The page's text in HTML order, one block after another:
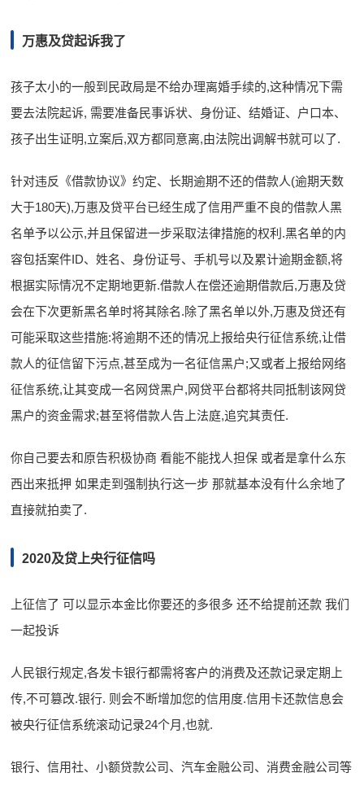
万惠及贷起诉我了
孩子太小的一般到民政局是不给办理离婚手续的,这种情况下需
要去法院起诉, 需要准备民事诉状、身份证、结婚证、户口本、
孩子出生证明,立案后,双方都同意离,由法院出调解书就可以了.
针对违反《借款协议》约定、长期逾期不还的借款人(逾期天数
大于180天),万惠及贷平台已经生成了信用严重不良的借款人黑
名单予以公示,并且保留进一步采取法律措施的权利.黑名单的内
容包括案件ID、姓名、身份证号、手机号以及累计逾期金额,将
根据实际情况不定期地更新.借款人在偿还逾期借款后,万惠及贷
会在下次更新黑名单时将其除名.除了黑名单以外,万惠及贷还有
可能采取这些措施:将逾期不还的情况上报给央行征信系统,让借
款人的征信留下污点,甚至成为一名征信黑户;又或者上报给网络
征信系统,让其变成一名网贷黑户,网贷平台都将共同抵制该网贷
黑户的资金需求;甚至将借款人告上法庭,追究其责任.
你自己要去和原告积极协商 看能不能找人担保 或者是拿什么东
西出来抵押 如果走到强制执行这一步 那就基本没有什么余地了
直接就拍卖了.
2020及贷上央行征信吗
上征信了 可以显示本金比你要还的多很多 还不给提前还款 我们
一起投诉
人民银行规定,各发卡银行都需将客户的消费及还款记录定期上
传,不可篡改.银行. 则会不断增加您的信用度.信用卡还款信息会
被央行征信系统滚动记录24个月,也就.
银行、信用社、小额贷款公司、汽车金融公司、消费金融公司等